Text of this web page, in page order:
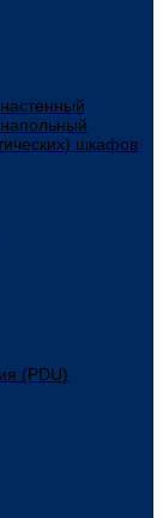
шкафов
(PDU)